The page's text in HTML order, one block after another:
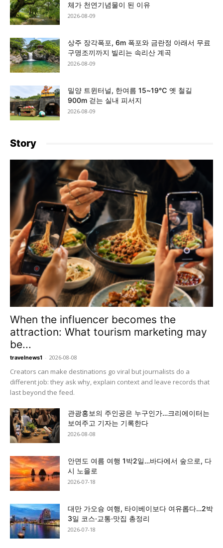
체가 천연기념물이 된 이유
2026-08-09
상주 장각폭포, 6m 폭포와 금란정 아래서 무료
구명조끼까지 빌리는 속리산 계곡
2026-08-09
밀양 트윈터널, 한여름 15~19℃ 옛 철길
900m 걷는 실내 피서지
2026-08-09
Story
When the influencer becomes the
attraction: What tourism marketing may
be...
travelnews1 - 2026-08-08
Creators can make destinations go viral but journalists do a
different job: they ask why, explain context and leave records that
last beyond the feed.
관광홍보의 주인공은 누구인가…크리에이터는
보여주고 기자는 기록한다
2026-08-08
안면도 여름 여행 1박2일…바다에서 숲으로, 다
시 노을로
2026-07-18
대만 가오슝 여행, 타이베이보다 여유롭다…2박
3일 코스·교통·맛집 총정리
2026-07-18